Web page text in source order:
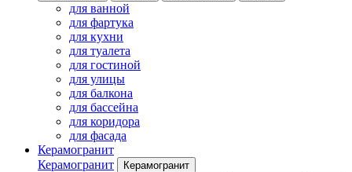
для ванной
для фартука
для кухни
для туалета
для гостиной
для улицы
для балкона
для бассейна
для коридора
для фасада
Керамогранит
Керамогранит
Керамогранит